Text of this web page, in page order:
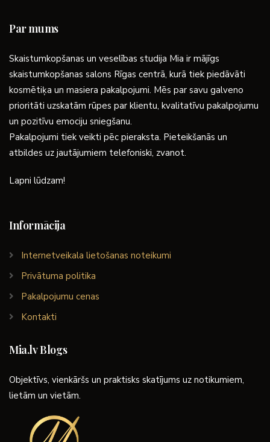
Par mums
Skaistumkopšanas un veselības studija Mia ir mājīgs
skaistumkopšanas salons Rīgas centrā, kurā tiek piedāvāti
kosmētiķa un masiera pakalpojumi. Mēs par savu galveno
prioritāti uzskatām rūpes par klientu, kvalitatīvu pakalpojumu
un pozitīvu emociju sniegšanu.
Pakalpojumi tiek veikti pēc pieraksta. Pieteikšanās un
atbildes uz jautājumiem telefoniski, zvanot.
Lapni lūdzam!
Informācija
Internetveikala lietošanas noteikumi
Privātuma politika
Pakalpojumu cenas
Kontakti
Mia.lv Blogs
Objektīvs, vienkāršs un praktisks skatījums uz notikumiem,
lietām un vietām.